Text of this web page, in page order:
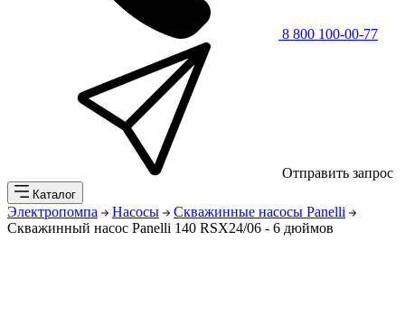
8 800 100-00-77
Отправить запрос
Каталог
Электропомпа Насосы
Скважинные насосы Panelli
Скважинный насос Panelli 140 RSX24/06 - 6 дюймов